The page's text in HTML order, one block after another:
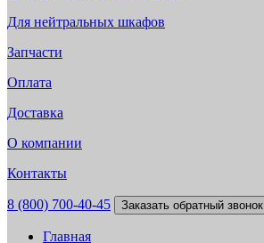
Для нейтральных шкафов
Запчасти
Оплата
Доставка
О компании
Контакты
8 (800) 700-40-45 Заказать обратный звонок
Главная